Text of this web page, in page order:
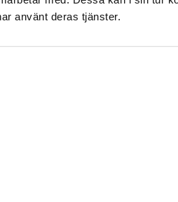
använt deras tjänster.